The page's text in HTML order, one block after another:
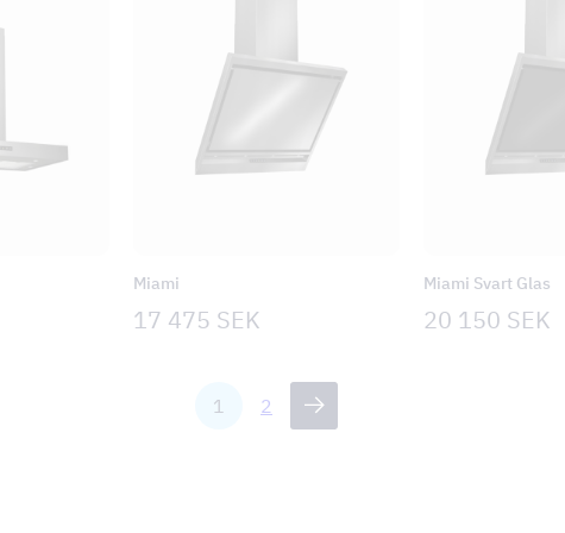
Miami
17 475 SEK
Miami Svart Glas
20 150 SEK
1 2